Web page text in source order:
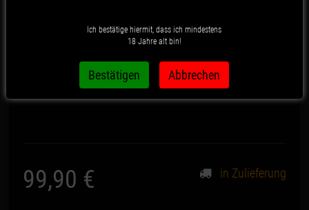
CRT V2A Hulk C4 - Shiny Red
99,90 € in Zulieferung
Ich bestätige hiermit, dass ich mindestens
18 Jahre alt bin!